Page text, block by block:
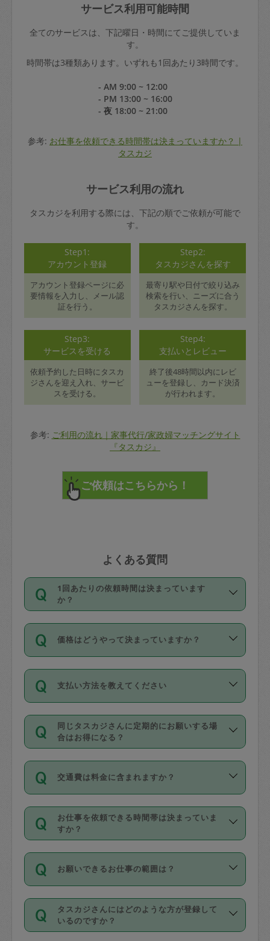
サービス利用可能時間
全てのサービスは、下記曜日・時間にてご提供していま
す。
時間帯は3種類あります。いずれも1回あたり3時間です。
- AM 9:00 ~ 12:00
- PM 13:00 ~ 16:00
- 夜 18:00 ~ 21:00
参考: お仕事を依頼できる時間帯は決まっていますか？ |
タスカジ
サービス利用の流れ
タスカジを利用する際には、下記の順でご依頼が可能で
す。
Step1:
アカウント登録
アカウント登録ページに必
要情報を入力し、メール認
証を行う。
Step2:
タスカジさんを探す
最寄り駅や日付で絞り込み
検索を行い、ニーズに合う
タスカジさんを探す。
Step3:
サービスを受ける
依頼予約した日時にタスカ
ジさんを迎え入れ、サービ
スを受ける。
Step4:
支払いとレビュー
終了後48時間以内にレビ
ューを登録し、カード決済
が行われます。
参考: ご利用の流れ｜家事代行/家政婦マッチングサイト
『タスカジ』
よくある質問
1回あたりの依頼時間は決まっています
か？
依頼1回につき3時間固定です。3時間を
超えて依頼したい場合は、延長機能をご
利用ください。機能をご利用いただくに
の上事前申請することが必要です。な
お、3時間を下回っても、値引き等はござ
いません。
価格はどうやって決まっていますか？
11種類の価格帯の中からタスカジさん自
身が価格を選んで設定しています。
タスカジさんの価格設定には最初は制限
があり、レビュー件数、レビューの平均
値、などで除々に設定可能な最高額が上
がっていく仕組みになっています。
支払い方法を教えてください
お支払方法はクレジットカード（Visa／
Master／JCB／AMERICAN EXPRESS／
Diners Club）のみとなります。
を行う際にご入力ください。プロフィー
ル登録時にはご入力いただかなくても大
丈夫です。
デビットカード・プリペイドカード（Vプ
リカ、au WALLETなど）は支払にはご利
銀行振込や現金払いも対応していませ
なお、タスカジさんの交通費も、依頼料
金のご請求と合わせてお支払いとなりま
同じタスカジさんに定期的にお願いする場
合はお得になる？
依頼には「スポット」と「定期（毎週｜
隔週）」があり、「定期」の依頼は「ス
ポット」よりお得な料金でご利用できま
す。
定期の最低利用回数は設けていない代わ
りに、一定数を超えたキャンセルは有償
（例：毎週定期の場合は３回以上のキャ
ンセルが有償（1200円、隔週定期の場合
は２回以上のキャンセルが有償（1200
交通費は料金に含まれますか？
交通費は依頼料金とは別途発生し、依頼
料金のご請求と合わせてお支払いとなり
ます。交通費の金額は「依頼の詳細」に
お仕事を依頼できる時間帯は決まっていま
すか？
時間帯は3種類あります。いずれも１回あ
たり３時間です。
・ＡＭ ９時～１２時
・ＰＭ １３時～１６時
・夜 １８時～２１時
お願いできるお仕事の範囲は？
掃除、整理収納、洗濯、買い物、料理、
作り置きです。タスカジさんによってで
きる仕事の範囲が異なりますので、依頼
タスカジさんにはどのような方が登録して
いるのですか？